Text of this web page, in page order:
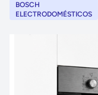
BOSCH
ELECTRODOMÉSTICOS